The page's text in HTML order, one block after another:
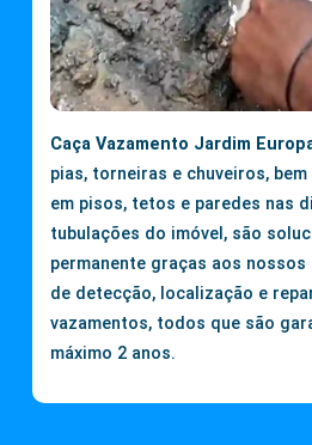
Caça Vazamento Jardim
pias, torneiras e chuveiros, bem
em pisos, tetos e paredes nas
tubulações do imóvel, são
permanente graças aos
de detecção, localização e
vazamentos, todos que são
máximo 2 anos.